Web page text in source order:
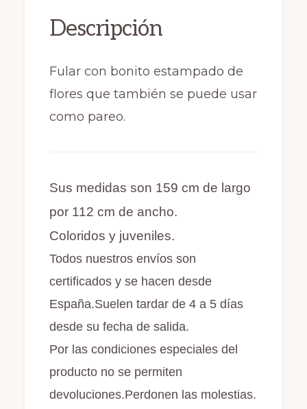
o
k
n
r
Descripción
Fular con bonito estampado de
flores que también se puede usar
como pareo.
Sus medidas son 159 cm de largo
por 112 cm de ancho.
Coloridos y juveniles.
Todos nuestros envíos son
certificados y se hacen desde
España.Suelen tardar de 4 a 5 días
desde su fecha de salida.
Por las condiciones especiales del
producto no se permiten
devoluciones.Perdonen las molestias.